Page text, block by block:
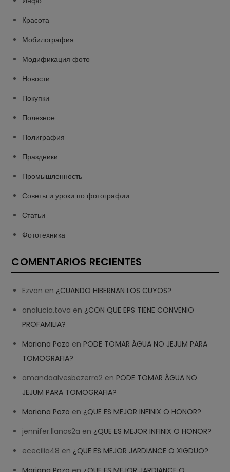
Красота
Мобилография
Модификация фото
Новости
Покупки
Полезное
Полиграфия
Праздники
Промышленность
Советы и уроки по фотографии
Статьи
Фототехника
COMENTARIOS RECIENTES
Ezvan en ¿CUANDO HIBERNAN LOS CUYOS?
analucia.tova en ¿CON QUE EPS TIENE CONVENIO
PROFAMILIA?
Mariana Pozo enPODE TOMAR ÁGUA NO JEJUM PARA
TOMOGRAFIA?
amandaalvesbezerra2 enPODE TOMAR ÁGUA NO
JEJUM PARA TOMOGRAFIA?
Mariana Pozo en ¿QUE ES MEJOR INFINIX O HONOR?
jennifer.llanos2a en ¿QUE ES MEJOR INFINIX O HONOR?
ececilia48 en ¿QUE ES MEJOR JARDIANCE O XIGDUO?